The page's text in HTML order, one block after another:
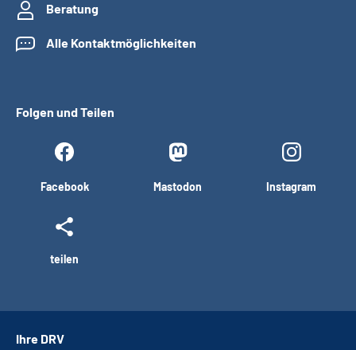
Beratung
Alle Kontaktmöglichkeiten
Folgen und Teilen
Facebook Mastodon Instagram
teilen
Ihre DRV